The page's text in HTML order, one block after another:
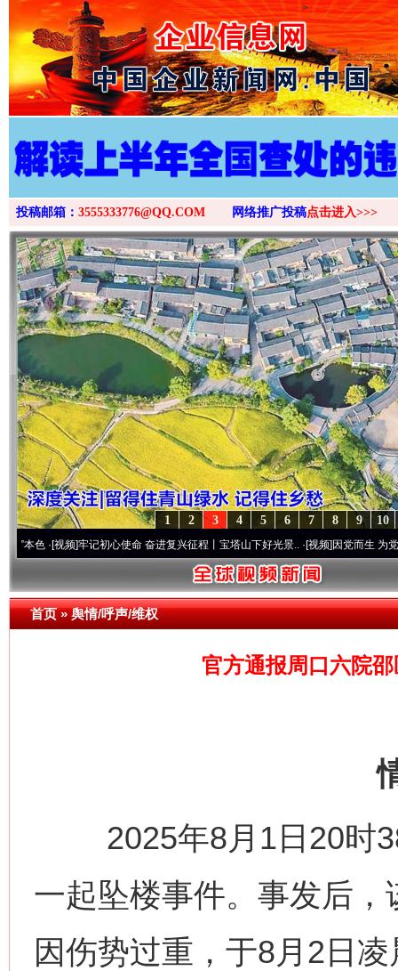
>
投稿邮箱： 3555333776@QQ.COM 网络推广投稿点击进入>>>
10
9
8
7
6
5
4
3
2
1
牢记初心使命 奋进复兴征程丨宝塔山下好光景..·[视频]因党而生 为党而战——百
首页»舆情/呼声/维权
官方通报周口六院
2025年8月1日20时38
一起坠楼事件。事发后
因伤势过重，于8月2日